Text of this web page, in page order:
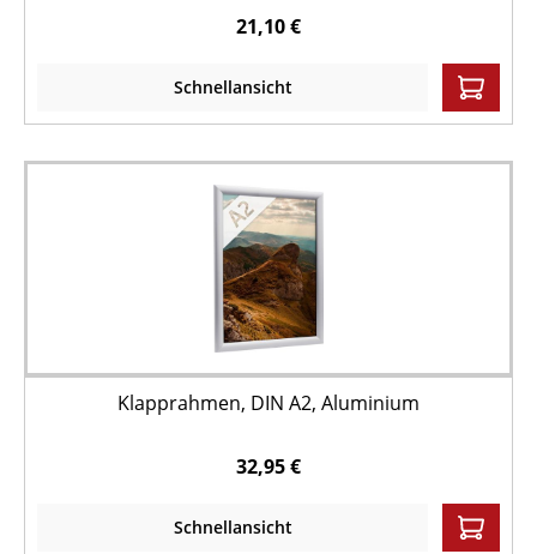
21,10 €
Schnellansicht
Klapprahmen, DIN A2, Aluminium
32,95 €
Schnellansicht